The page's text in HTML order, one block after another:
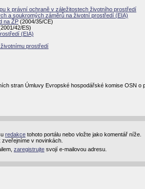
k právní ochraně v záležitostech životního prostředí
a soukromých záměrů na životní prostředí (EIA)
na ŽP (2004/35/CE)
42/ES)
(EIA)
prostředí
stran Úmluvy Evropské hospodářské komise OSN
redakce tohoto portálu nebo vložte jako komentář níže.
v novinkách.
zaregistrujte svojí e-mailovou adresu.